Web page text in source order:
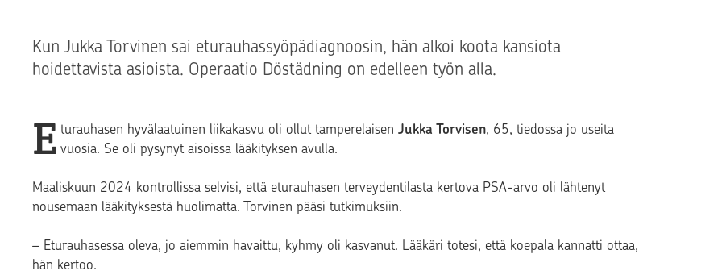
Kun Jukka Torvinen sai eturauhassyöpädiagnoosin, hän alkoi koota kansiota
hoidettavista asioista. Operaatio Döstädning on edelleen työn alla.
E turauhasen hyvälaatuinen liikakasvu oli ollut tamperelaisenJukka Torvisen, 65, tiedossa jo useita
vuosia. Se oli pysynyt aisoissa lääkityksen avulla.
Maaliskuun 2024 kontrollissa selvisi, että eturauhasen terveydentilasta kertova PSA-arvo oli lähtenyt
nousemaan lääkityksestä huolimatta. Torvinen pääsi tutkimuksiin.
– Eturauhasessa oleva, jo aiemmin havaittu, kyhmy oli kasvanut. Lääkäri totesi, että koepala kannatti ottaa,
hän kertoo.